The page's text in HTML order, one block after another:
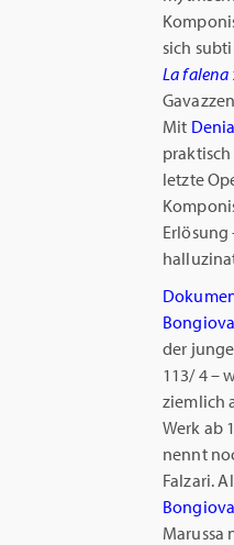
sich
La falena
Mit
letzte
der
113/ 4 –
ziemlich
Werk ab
nennt
Falzari.
Marussa